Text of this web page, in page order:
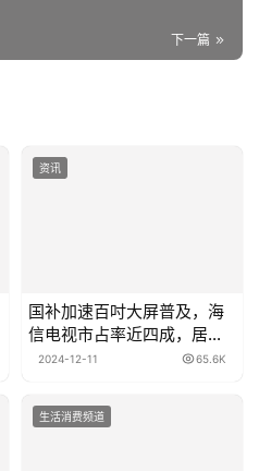
下一篇
资讯
国补加速百吋大屏普及，海
信电视市占率近四成，居行
业第一
2024-12-11 65.6K
生活消费频道